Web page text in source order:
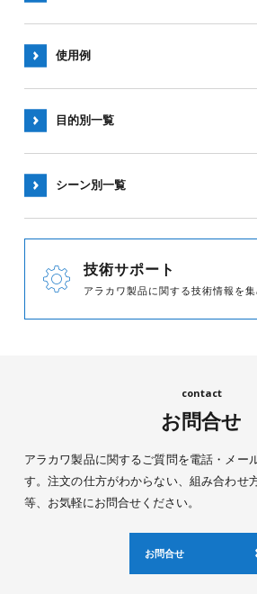
使用例
目的別一覧
シーン別一覧
技術サポート
アラカワ製品に関する技術情報を
お問合せ
アラカワ製品に関するご質問を電話・メー
す。注文の仕方がわからない、組み合わせ
等、お気軽にお問合せください。
お問合せ